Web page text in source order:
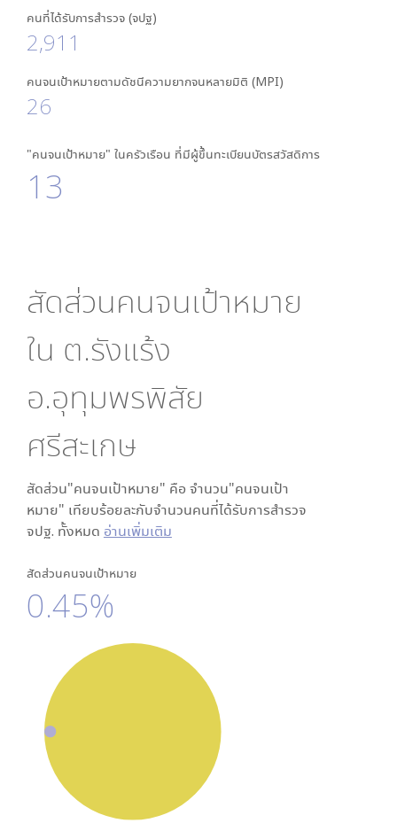
คนที่ได้รับการสำรวจ (จปฐ)
2,911
คนจนเป้าหมายตามดัชนีความยากจนหลายมิติ (MPI)
26
"คนจนเป้าหมาย" ในครัวเรือน ที่มีผู้ขึ้นทะเบียนบัตรสวัสดิการ
13
สัดส่วนคนจนเป้าหมาย
ใน ต.รังแร้ง
อ.อุทุมพรพิสัย
ศรีสะเกษ
สัดส่วน"คนจนเป้าหมาย" คือ จำนวน"คนจนเป้า
หมาย" เทียบร้อยละกับจำนวนคนที่ได้รับการสำรวจ
จปฐ. ทั้งหมด อ่านเพิ่มเติม
สัดส่วนคนจนเป้าหมาย
0.45%